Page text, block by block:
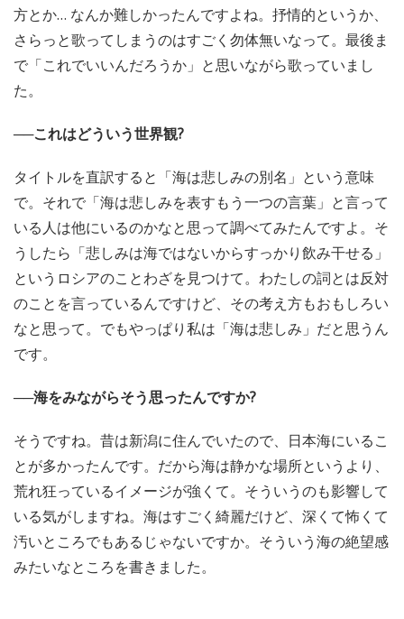
方とか… なんか難しかったんですよね。抒情的というか、
さらっと歌ってしまうのはすごく勿体無いなって。最後ま
で「これでいいんだろうか」と思いながら歌っていまし
た。
──これはどういう世界観?
タイトルを直訳すると「海は悲しみの別名」という意味
で。それで「海は悲しみを表すもう一つの言葉」と言って
いる人は他にいるのかなと思って調べてみたんですよ。そ
うしたら「悲しみは海ではないからすっかり飲み干せる」
というロシアのことわざを見つけて。わたしの詞とは反対
のことを言っているんですけど、その考え方もおもしろい
なと思って。でもやっぱり私は「海は悲しみ」だと思うん
です。
──海をみながらそう思ったんですか?
そうですね。昔は新潟に住んでいたので、日本海にいるこ
とが多かったんです。だから海は静かな場所というより、
荒れ狂っているイメージが強くて。そういうのも影響して
いる気がしますね。海はすごく綺麗だけど、深くて怖くて
汚いところでもあるじゃないですか。そういう海の絶望感
みたいなところを書きました。